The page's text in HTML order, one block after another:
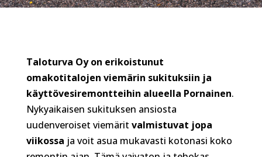
Taloturva Oy on erikoistunut
omakotitalojen viemärin sukituksiin ja
käyttövesiremontteihin alueella Pornainen.
Nykyaikaisen sukituksen ansiosta
uudenveroiset viemärit valmistuvat jopa
viikossa ja voit asua mukavasti kotonasi koko